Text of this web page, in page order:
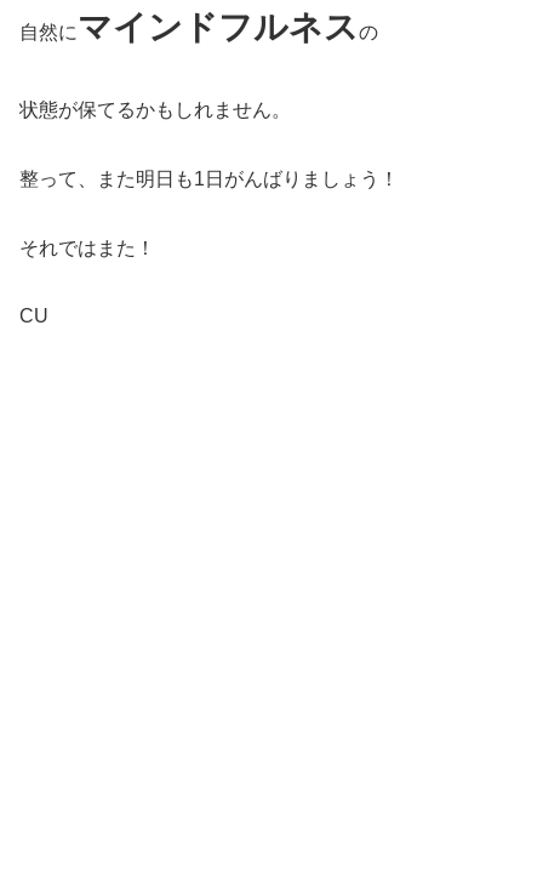
自然に マインドフルネスの
状態が保てるかもしれません。
整って、また明日も1日がんばりましょう！
それではまた！
CU